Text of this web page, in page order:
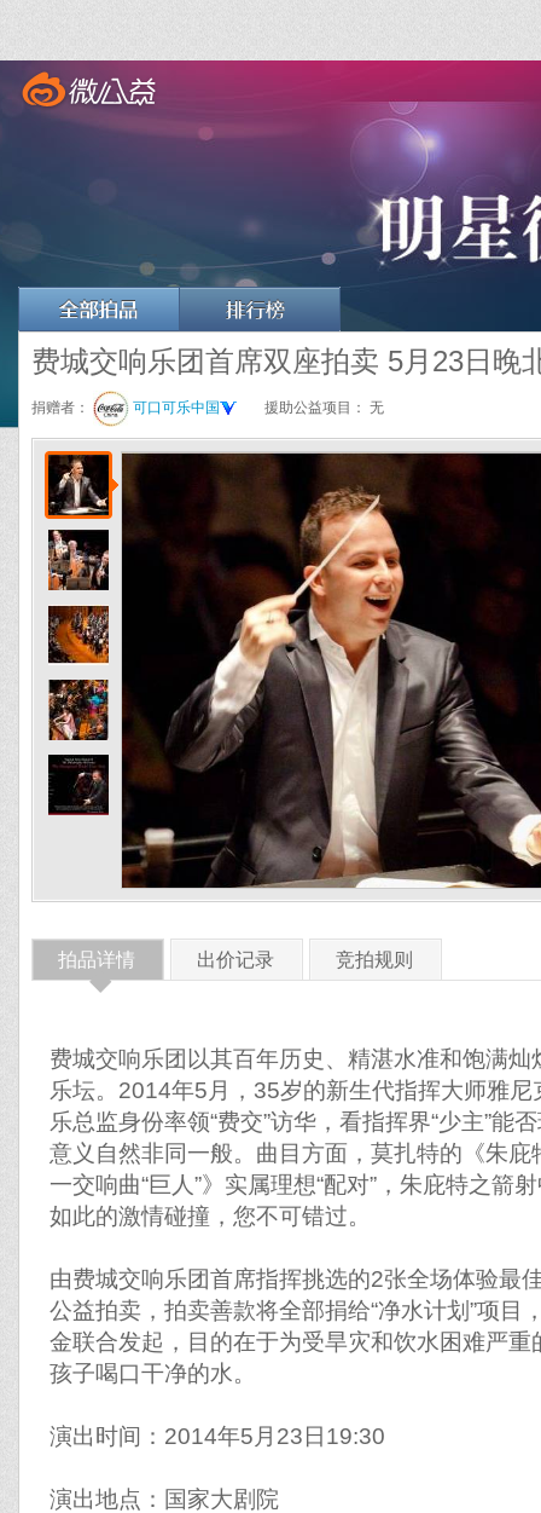
费城交响乐团首席双座拍卖 5月23日晚
捐赠者： 可口可乐中国 援助公益项目： 无
拍品详情
◆
出价记录 竞拍规则
费城交响乐团以其百年历史、精湛水准和饱满灿
乐坛。2014年5月，35岁的新生代指挥大师雅尼
乐总监身份率领“费交”访华，看指挥界“少主”能
意义自然非同一般。曲目方面，莫扎特的《朱
一交响曲“巨人”》实属理想“配对”，朱庇特之箭
如此的激情碰撞，您不可错过。
由费城交响乐团首席指挥挑选的2张全场体验最
公益拍卖，拍卖善款将全部捐给“净水计划”项目
金联合发起，目的在于为受旱灾和饮水困难严
孩子喝口干净的水。
演出时间：2014年5月23日19:30
演出地点：国家大剧院